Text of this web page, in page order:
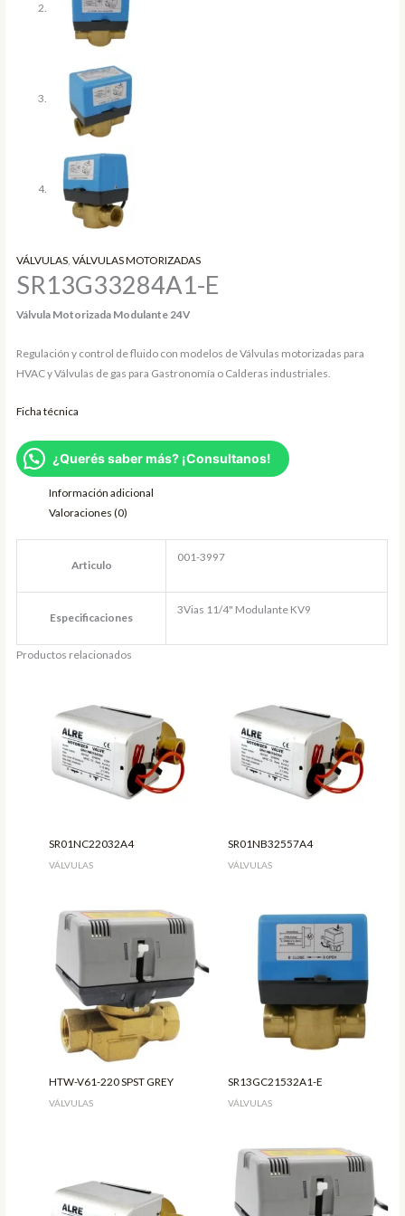
VÁLVULAS,VÁLVULAS MOTORIZADAS
SR13G33284A1-E
Válvula Motorizada Modulante 24V
Regulación y control de fluido con modelos de Válvulas motorizadas para
HVAC y Válvulas de gas para Gastronomía o Calderas industriales.
Ficha técnica
¿Querés saber más? ¡Consultanos!
Información adicional
Valoraciones (0)
Articulo
001-3997
Especificaciones
3Vias 11/4" Modulante KV9
Productos relacionados
SR01NC22032A4
VÁLVULAS
SR01NB32557A4
VÁLVULAS
HTW-V61-220 SPST GREY
VÁLVULAS
SR13GC21532A1-E
VÁLVULAS